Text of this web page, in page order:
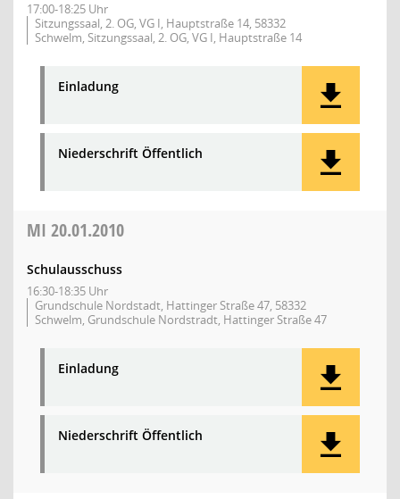
17:00-18:25 Uhr
Sitzungssaal, 2. OG, VG I, Hauptstraße 14, 58332
Schwelm, Sitzungssaal, 2. OG, VG I, Hauptstraße 14
Einladung
Niederschrift Öffentlich
MI 20.01.2010
Schulausschuss
16:30-18:35 Uhr
Grundschule Nordstadt, Hattinger Straße 47, 58332
Schwelm, Grundschule Nordstradt, Hattinger Straße 47
Einladung
Niederschrift Öffentlich